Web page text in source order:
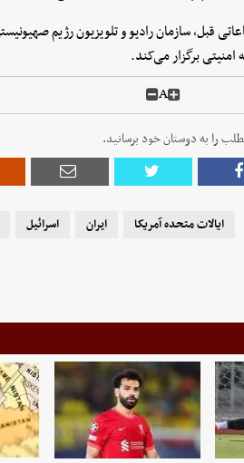
قبل، سازمان رادیو و تلویزیون رژیم
برگزار می‌کند.
A
را به دوستان خود برسانید.
ایالات متحده آمریکا ایران اسرائیل